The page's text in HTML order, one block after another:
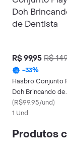
R$ 99,95 R$
-33%
Hasbro Conjunto
Doh Brincando de
Dentista
(R$99.95/und)
1 Und
Produtos